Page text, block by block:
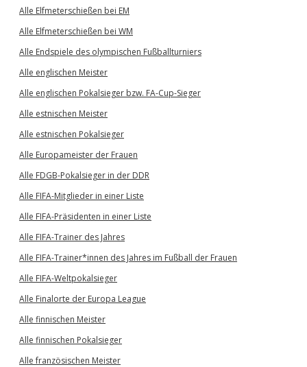
Alle Elfmeterschießen bei EM
Alle Elfmeterschießen bei WM
Alle Endspiele des olympischen Fußballturniers
Alle englischen Meister
Alle englischen Pokalsieger bzw. FA-Cup-Sieger
Alle estnischen Meister
Alle estnischen Pokalsieger
Alle Europameister der Frauen
Alle FDGB-Pokalsieger in der DDR
Alle FIFA-Mitglieder in einer Liste
Alle FIFA-Präsidenten in einer Liste
Alle FIFA-Trainer des Jahres
Alle FIFA-Trainer*innen des Jahres im Fußball der Frauen
Alle FIFA-Weltpokalsieger
Alle Finalorte der Europa League
Alle finnischen Meister
Alle finnischen Pokalsieger
Alle französischen Meister